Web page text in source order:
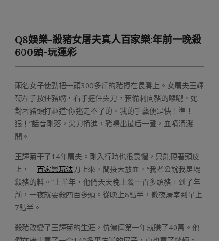
MenuQ8娛樂-殺豬女屠夫真人百家樂:年前一晚殺
600頭-玩運彩
兩名女子使勁把一頭300多斤的豬摁在長凳上。女屠夫王輝
菊左手按住豬嘴，右手握住尖刀，預備刺向豬的喉嚨。她
對著豬頭打趣道“你逃走不了的。我的手藝便是快！準！
狠！”話音剛落，尖刀捅進，豬鳴出最后一聲，血噴涌濺
開。
王輝菊干了14年屠夫。剛入行時也很畏懼，只能硬著頭皮
上，一百家樂玩法刀上來，間接大放血，“我老公說我是塊
殺豬的料。”上半年，他們天天晚上殺一百多頭豬，到了年
前，一夜就要殺四百多頭。從晚上8點半，徹夜屠宰到早上
7點半。
殺豬改變了王輝菊的生涯，伉儷倆第一年就賺了40萬。他